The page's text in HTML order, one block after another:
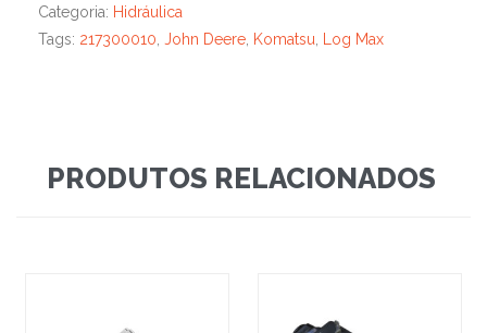
Categoria: Hidráulica
Tags: 217300010, John Deere, Komatsu, Log Max
PRODUTOS RELACIONADOS